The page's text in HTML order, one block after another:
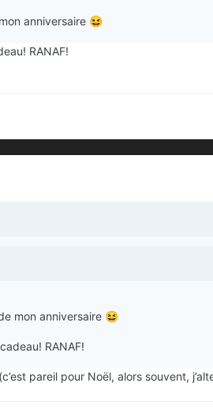
anniversaire 😆
RANAF!
mon anniversaire 😆
RANAF!
pareil pour Noël, alors souvent,